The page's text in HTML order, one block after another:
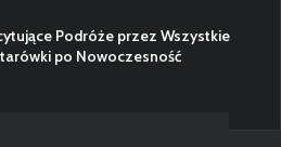
Podróże przez Wszystkie
po Nowoczesność